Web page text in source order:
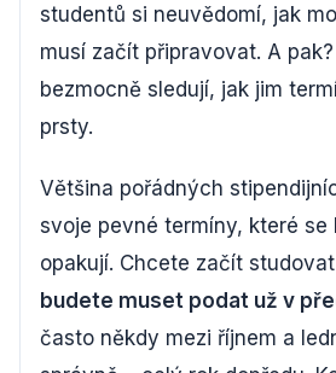
studentů si neuvědomí, jak
musí začít připravovat. A pak?
bezmocně sledují, jak jim
prsty.
Většina pořádných
svoje pevné termíny, které se
opakují. Chcete začít
budete muset podat už v
často někdy mezi říjnem a